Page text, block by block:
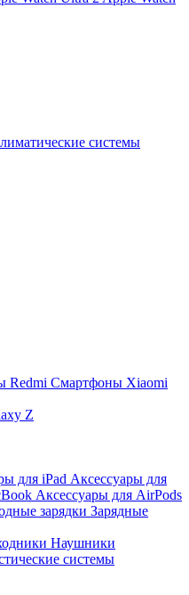
системы
Redmi Смартфоны Xiaomi
Z
для iPad Аксессуары для
Аксессуары для AirPods
зарядки Зарядные
Наушники
системы